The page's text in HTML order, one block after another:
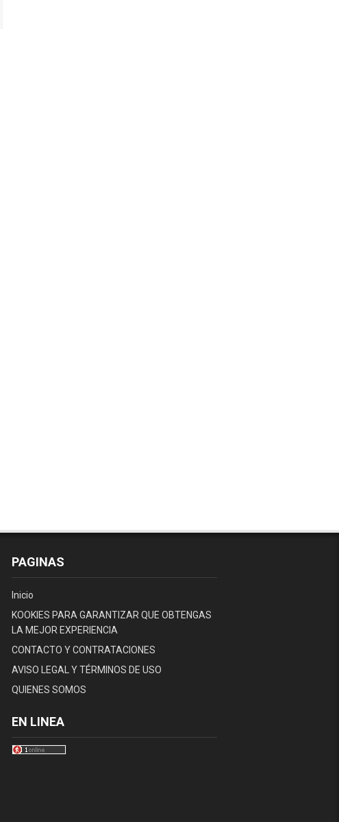
PAGINAS
Inicio
KOOKIES PARA GARANTIZAR QUE OBTENGAS
LA MEJOR EXPERIENCIA
CONTACTO Y CONTRATACIONES
AVISO LEGAL Y TÉRMINOS DE USO
QUIENES SOMOS
EN LINEA